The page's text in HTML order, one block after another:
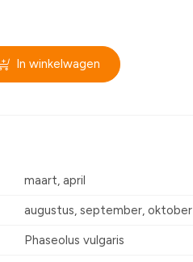
In winkelwagen
maart, april
augustus, september, oktober
Phaseolus vulgaris